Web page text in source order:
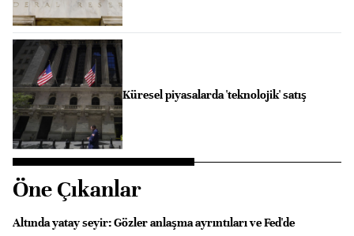
Küresel piyasalarda 'teknolojik' satış
Öne Çıkanlar
Altında yatay seyir: Gözler anlaşma ayrıntıları ve Fed'de